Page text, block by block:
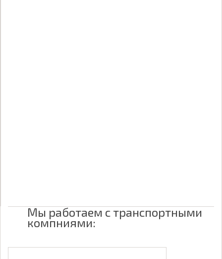
Мы работаем с транспортными
компниями: